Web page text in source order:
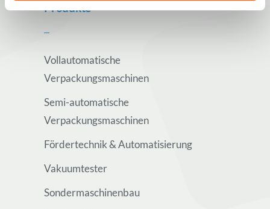
Produkte
Vollautomatische
Verpackungsmaschinen
Semi-automatische
Verpackungsmaschinen
Fördertechnik & Automatisierung
Vakuumtester
Sondermaschinenbau